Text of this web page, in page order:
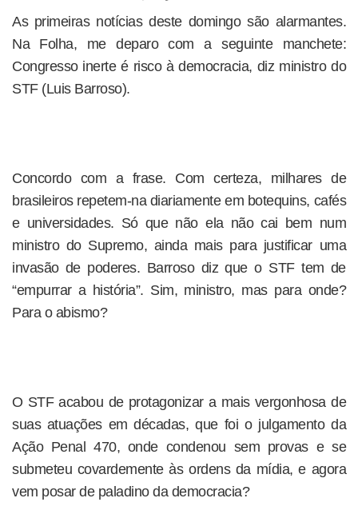
As primeiras notícias deste domingo são alarmantes.
Na Folha, me deparo com a seguinte manchete:
Congresso inerte é risco à democracia, diz ministro do
STF (Luis Barroso).
Concordo com a frase. Com certeza, milhares de
brasileiros repetem-na diariamente em botequins, cafés
e universidades. Só que não ela não cai bem num
ministro do Supremo, ainda mais para justificar uma
invasão de poderes. Barroso diz que o STF tem de
“empurrar a história”. Sim, ministro, mas para onde?
Para o abismo?
O STF acabou de protagonizar a mais vergonhosa de
suas atuações em décadas, que foi o julgamento da
Ação Penal 470, onde condenou sem provas e se
submeteu covardemente às ordens da mídia, e agora
vem posar de paladino da democracia?